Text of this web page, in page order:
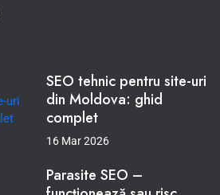
SEO tehnic pentru site-uri
din Moldova: ghid
complet
16 Mar 2026
Parasite SEO –